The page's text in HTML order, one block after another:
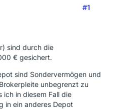
#1
sind durch die
€ gesichert.
sind Sondervermögen und
unbegrenzt zu
ich in diesem Fall die
in ein anderes Depot